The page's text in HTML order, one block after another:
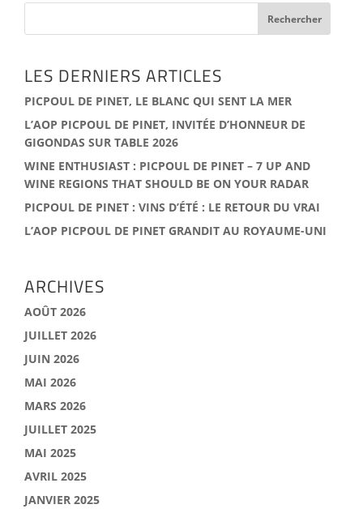
LES DERNIERS ARTICLES
PICPOUL DE PINET, LE BLANC QUI SENT LA MER
L’AOP PICPOUL DE PINET, INVITÉE D’HONNEUR DE
GIGONDAS SUR TABLE 2026
WINE ENTHUSIAST : PICPOUL DE PINET – 7 UP AND
WINE REGIONS THAT SHOULD BE ON YOUR RADAR
PICPOUL DE PINET : VINS D’ÉTÉ : LE RETOUR DU VRAI
L’AOP PICPOUL DE PINET GRANDIT AU ROYAUME-UNI
ARCHIVES
AOÛT 2026
JUILLET 2026
JUIN 2026
MAI 2026
MARS 2026
JUILLET 2025
MAI 2025
AVRIL 2025
JANVIER 2025